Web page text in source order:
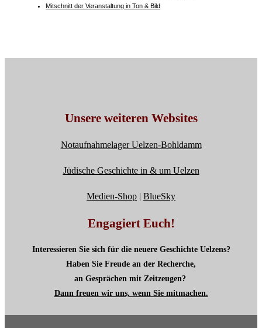
Mitschnitt der Veranstaltung in Ton & Bild
Unsere weiteren Websites
Notaufnahmelager Uelzen-Bohldamm
Jüdische Geschichte in & um Uelzen
Medien-Shop | BlueSky
Engagiert Euch!
Interessieren Sie sich für die neuere Geschichte Uelzens?
Haben Sie Freude an der Recherche,
an Gesprächen mit Zeitzeugen?
Dann freuen wir uns, wenn Sie mitmachen.